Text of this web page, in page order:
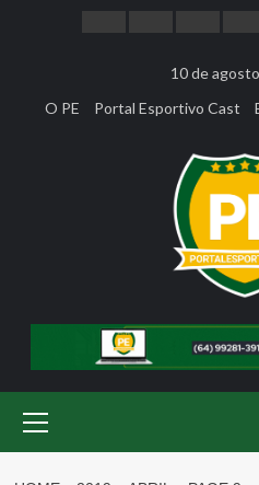
10 de
O PE
Portal Esportivo Cast
Menu